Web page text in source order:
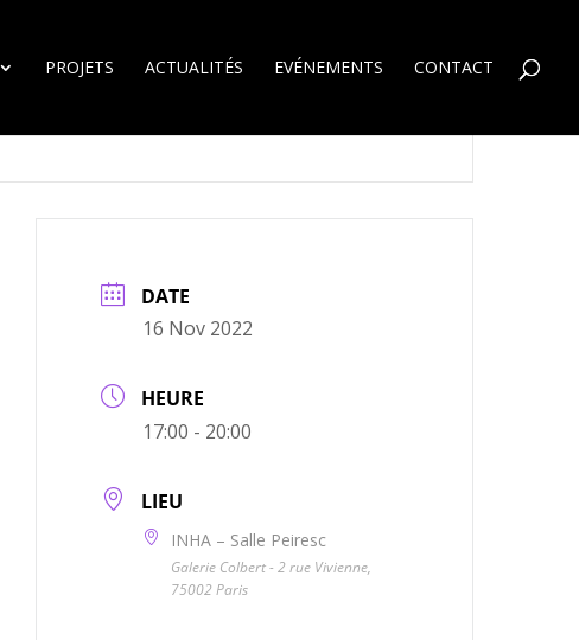
PROJETS ACTUALITÉS EVÉNEMENTS CONTACT
DATE
16 Nov 2022
HEURE
17:00 - 20:00
LIEU
INHA – Salle Peiresc
Galerie Colbert - 2 rue Vivienne,
75002 Paris